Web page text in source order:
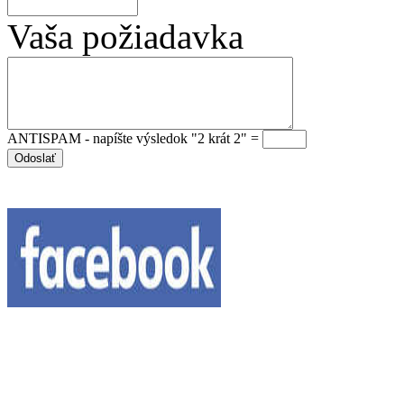
Vaša požiadavka
ANTISPAM - napíšte výsledok "2 krát 2" =